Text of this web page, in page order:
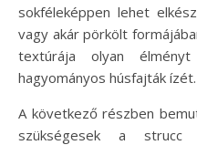
sokféleképpen lehet
vagy akár pörkölt
textúrája olyan
hagyományos húsfajták ízét.
A következő részben
szükségesek a strucc